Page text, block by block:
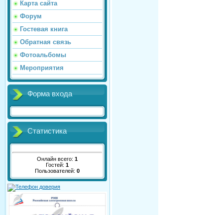
Карта сайта
Форум
Гостевая книга
Обратная связь
Фотоальбомы
Мероприятия
Форма входа
Статистика
Онлайн всего: 1
Гостей: 1
Пользователей: 0